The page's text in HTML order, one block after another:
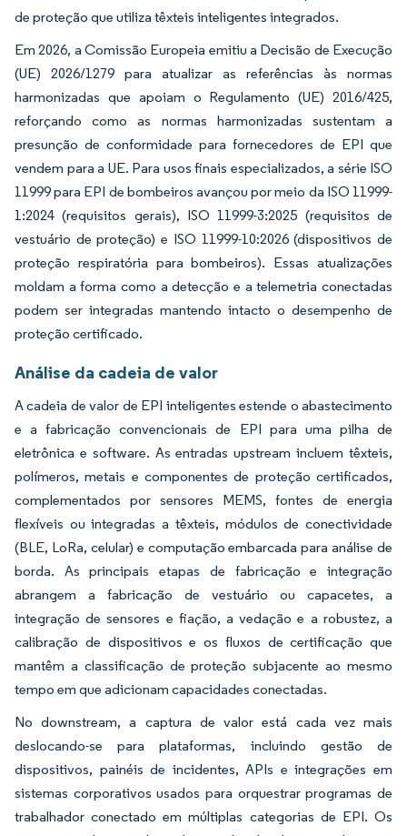
de proteção que utiliza têxteis inteligentes integrados.
Em 2026, a Comissão Europeia emitiu a Decisão de Execução
(UE) 2026/1279 para atualizar as referências às normas
harmonizadas que apoiam o Regulamento (UE) 2016/425,
reforçando como as normas harmonizadas sustentam a
presunção de conformidade para fornecedores de EPI que
vendem para a UE. Para usos finais especializados, a série ISO
11999 para EPI de bombeiros avançou por meio da ISO 11999-
1:2024 (requisitos gerais), ISO 11999-3:2025 (requisitos de
vestuário de proteção) e ISO 11999-10:2026 (dispositivos de
proteção respiratória para bombeiros). Essas atualizações
moldam a forma como a detecção e a telemetria conectadas
podem ser integradas mantendo intacto o desempenho de
proteção certificado.
Análise da cadeia de valor
A cadeia de valor de EPI inteligentes estende o abastecimento
e a fabricação convencionais de EPI para uma pilha de
eletrônica e software. As entradas upstream incluem têxteis,
polímeros, metais e componentes de proteção certificados,
complementados por sensores MEMS, fontes de energia
flexíveis ou integradas a têxteis, módulos de conectividade
(BLE, LoRa, celular) e computação embarcada para análise de
borda. As principais etapas de fabricação e integração
abrangem a fabricação de vestuário ou capacetes, a
integração de sensores e fiação, a vedação e a robustez, a
calibração de dispositivos e os fluxos de certificação que
mantêm a classificação de proteção subjacente ao mesmo
tempo em que adicionam capacidades conectadas.
No downstream, a captura de valor está cada vez mais
deslocando-se para plataformas, incluindo gestão de
dispositivos, painéis de incidentes, APIs e integrações em
sistemas corporativos usados para orquestrar programas de
trabalhador conectado em múltiplas categorias de EPI. Os